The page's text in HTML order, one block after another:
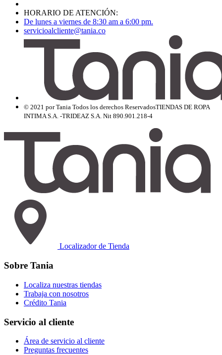
HORARIO DE ATENCIÓN:
De lunes a viernes de 8:30 am a 6:00 pm.
servicioalcliente@tania.co
© 2021 por Tania Todos los derechos ReservadosTIENDAS DE ROPA
INTIMA S.A. -TRIDEAZ S.A. Nit 890.901.218-4
Localizador de Tienda
Sobre Tania
Localiza nuestras tiendas
Trabaja con nosotros
Crédito Tania
Servicio al cliente
Área de servicio al cliente
Preguntas frecuentes